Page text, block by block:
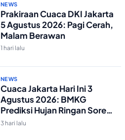
NEWS
Prakiraan Cuaca DKI Jakarta
5 Agustus 2026: Pagi Cerah,
Malam Berawan
1 hari lalu
NEWS
Cuaca Jakarta Hari Ini 3
Agustus 2026: BMKG
Prediksi Hujan Ringan Sore-
Malam
3 hari lalu